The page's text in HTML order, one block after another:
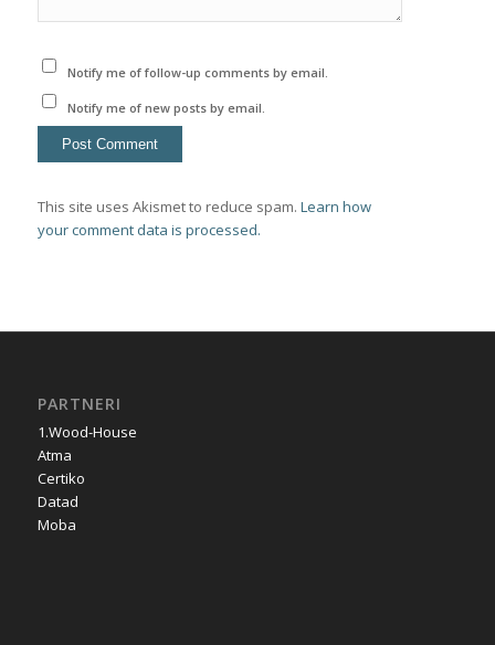
Notify me of follow-up comments by email.
Notify me of new posts by email.
This site uses Akismet to reduce spam. Learn how
your comment data is processed.
PARTNERI
1.Wood-House
Atma
Certiko
Datad
Moba